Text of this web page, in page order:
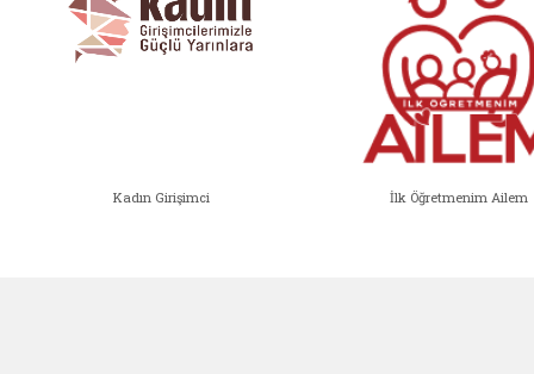
Kadın Girişimci İlk Öğretmenim Ailem